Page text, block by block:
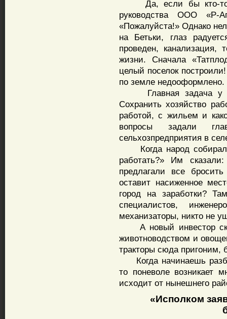
Да, если бы кто-то
руководства ООО «Р-
«Пожалуйста!» Однако
на Бетьки, глаз
проведен, канализация,
жизни. Сначала
целый поселок
по земле недооформлено.
Главная задача у
Сохранить хозяйство
работой, с жильем и
вопросы задали
сельхозпредприятия в
Когда народ
работать?» Им
предлагали все
оставит насиженное
город на заработки?
специалистов,
механизаторы, никто не
А новый инвестор
животноводством и
тракторы сюда пригоним,
Когда начинаешь
то поневоле возникает
исходит от нынешнего
«Исполком